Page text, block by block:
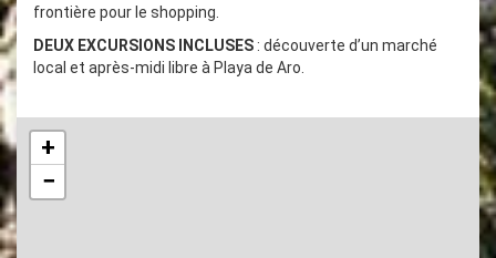
frontière pour le shopping.
DEUX EXCURSIONS INCLUSES : découverte d’un marché
local et après-midi libre à Playa de Aro.
+
−